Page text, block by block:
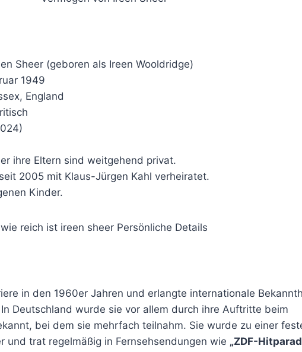
Sheer (geboren als Ireen Wooldridge)
1949
England
ihre Eltern sind weitgehend privat.
2005 mit Klaus-Jürgen Kahl verheiratet.
Kinder.
in den 1960er Jahren und erlangte internationale
Deutschland wurde sie vor allem durch ihre Auftritte beim
bei dem sie mehrfach teilnahm. Sie wurde zu einer
und trat regelmäßig in Fernsehsendungen wie „ZDF-